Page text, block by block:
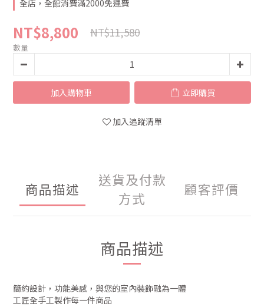
全店，全館消費滿2000免運費
NT$8,800 NT$11,580
數量
加入購物車 立即購買
加入追蹤清單
商品描述
送貨及付款
方式
顧客評價
商品描述
簡約設計，功能美感，與您的室內裝飾融為一體
工匠全手工製作每一件商品